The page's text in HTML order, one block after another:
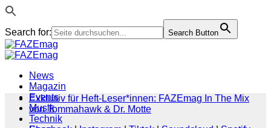
Search for: Search Button
Zum
Inhalt
News
Magazin
Events
Musik
Technik
Exklusiv für Heft-Leser*innen: FAZEmag In The Mix
von Tommahawk & Dr. Motte